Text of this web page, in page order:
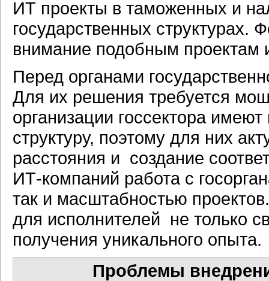
ИТ проекты в таможенных и
государственных
внимание подобным проектам
Перед органами
Для их решения требуется
организации госсектора
структуру, поэтому для них
расстояния и создание
ИТ-компаний работа с
так и масштабностью
для исполнителей не только
получения уникального опыта.
Проблемы